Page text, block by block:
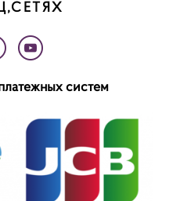
систем